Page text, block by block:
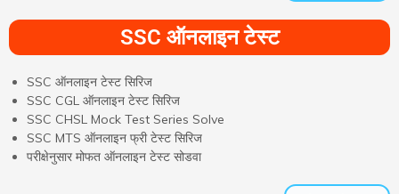
SSC ऑनलाइन टेस्ट
SSC ऑनलाइन टेस्ट सिरिज
SSC CGL ऑनलाइन टेस्ट सिरिज
SSC CHSL Mock Test Series Solve
SSC MTS ऑनलाइन फ्री टेस्ट सिरिज
परीक्षेनुसार मोफत ऑनलाइन टेस्ट सोडवा